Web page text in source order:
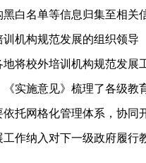
白名单等信息归集至相
机构规范发展的组织领导
校外培训机构规范发展
实施意见》梳理了各级
依托网格化管理体系，协
作纳入对下一级政府履